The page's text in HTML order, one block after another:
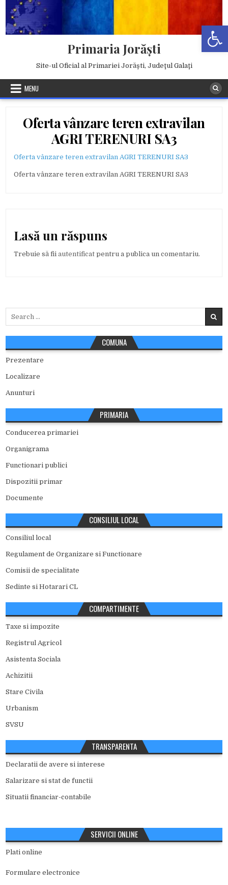
content
Primaria Jorăşti
Site-ul Oficial al Primariei Jorăşti, Judeţul Galaţi
MENU
Oferta vânzare teren extravilan
AGRI TERENURI SA3
Oferta vânzare teren extravilan AGRI TERENURI SA3
Oferta vânzare teren extravilan AGRI TERENURI SA3
Lasă un răspuns
Trebuie să fiiautentificat pentru a publica un comentariu.
COMUNA
Prezentare
Localizare
Anunturi
PRIMARIA
Conducerea primariei
Organigrama
Functionari publici
Dispozitii primar
Documente
CONSILIUL LOCAL
Consiliul local
Regulament de Organizare si Functionare
Comisii de specialitate
Sedinte si Hotarari CL
COMPARTIMENTE
Taxe si impozite
Registrul Agricol
Asistenta Sociala
Achizitii
Stare Civila
Urbanism
SVSU
TRANSPARENTA
Declaratii de avere si interese
Salarizare si stat de functii
Situatii financiar-contabile
SERVICII ONLINE
Plati online
Formulare electronice